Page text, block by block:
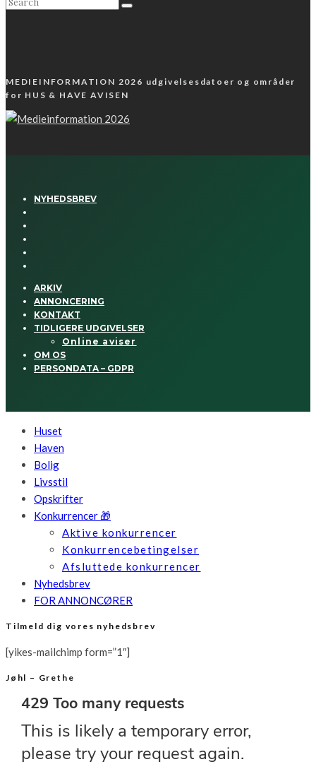
MEDIEINFORMATION 2026 udgivelsesdatoer og områder
for HUS & HAVE AVISEN
NYHEDSBREV
ARKIV
ANNONCERING
KONTAKT
TIDLIGERE UDGIVELSER
Online aviser
OM OS
PERSONDATA – GDPR
Huset
Haven
Bolig
Livsstil
Opskrifter
Konkurrencer 🎁
Aktive konkurrencer
Konkurrencebetingelser
Afsluttede konkurrencer
Nyhedsbrev
FOR ANNONCØRER
Tilmeld dig vores nyhedsbrev
[yikes-mailchimp form=”1″]
Jøhl – Grethe